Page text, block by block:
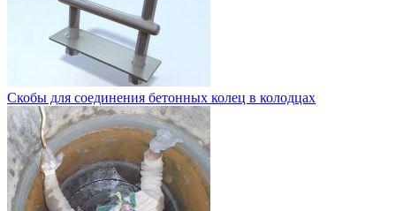
Скобы для соединения бетонных колец в колодцах